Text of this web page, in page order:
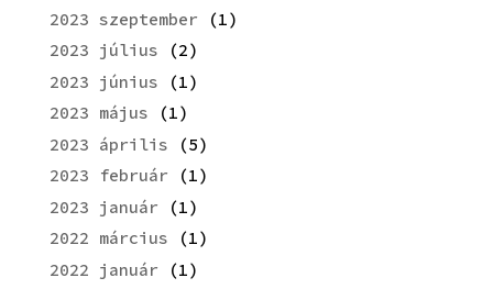
2023 szeptember (1)
2023 július (2)
2023 június (1)
2023 május (1)
2023 április (5)
2023 február (1)
2023 január (1)
2022 március (1)
2022 január (1)